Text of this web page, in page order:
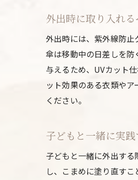
外出時に取り入れ
外出時には、紫外線防
傘は移動中の日差しを防
与えるため、UVカット
ット効果のある衣類や
ください。
子どもと一緒に実
子どもと一緒に外出す
し、こまめに塗り直す